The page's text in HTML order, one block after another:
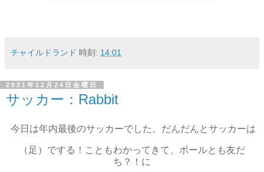
チャイルドランド 時刻: 14:01
2021年12月24日金曜日
サッカー：Rabbit
今日は年内最後のサッカーでした。だんだんとサッカーは
（足）でする！こともわかってきて、ボールとも友だ
ち？！に